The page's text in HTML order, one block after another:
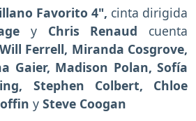
Favorito 4", cinta dirigida
y Chris Renaud cuenta
Ferrell, Miranda Cosgrove,
Gaier, Madison Polan, Sofía
Stephen Colbert, Chloe
y Steve Coogan